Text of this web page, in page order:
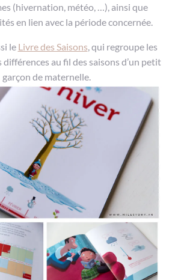
(hivernation, météo, …), ainsi que
en lien avec la période concernée.
le Livre des Saisons , qui regroupe les
au fil des saisons d’un petit
garçon de maternelle.